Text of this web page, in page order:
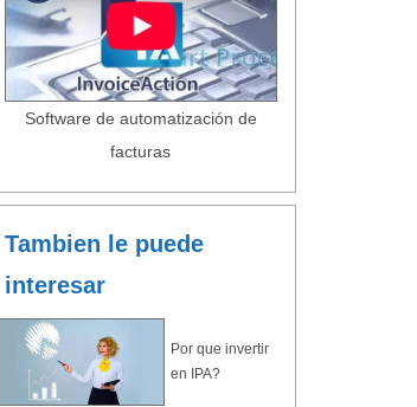
Software de automatización de
facturas
Tambien le puede
interesar
Por que invertir
en IPA?